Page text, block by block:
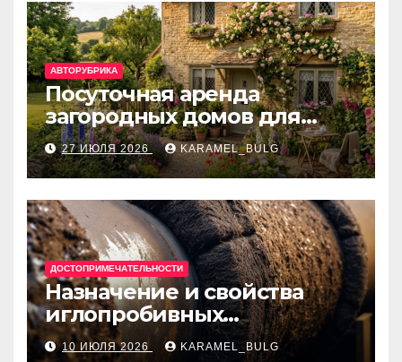
АВТОРУБРИКА
Посуточная аренда
загородных домов для
отдыха
27 ИЮЛЯ 2026 KARAMEL_BULG
ДОСТОПРИМЕЧАТЕЛЬНОСТИ
Назначение и свойства
иглопробивных
базальтовых огнеупорных
10 ИЮЛЯ 2026 KARAMEL_BULG